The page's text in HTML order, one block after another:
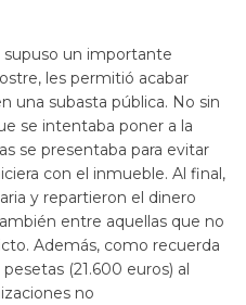
supuso un importante
les permitió acabar
una subasta pública. No sin
se intentaba poner a la
se presentaba para evitar
con el inmueble. Al final,
y repartieron el dinero
entre aquellas que no
Además, como recuerda
(21.600 euros) al
no